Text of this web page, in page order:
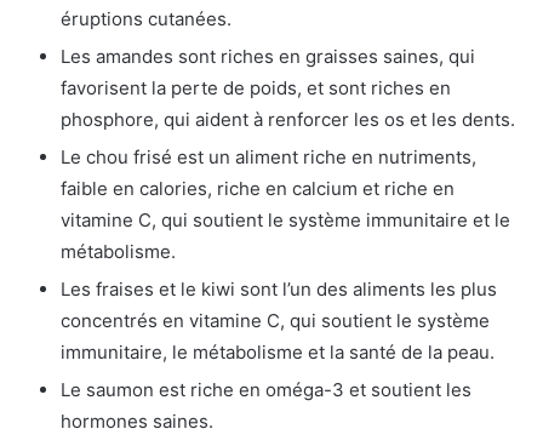
éruptions cutanées.
Les amandes sont riches en graisses saines, qui
favorisent la perte de poids, et sont riches en
phosphore, qui aident à renforcer les os et les dents.
Le chou frisé est un aliment riche en nutriments,
faible en calories, riche en calcium et riche en
vitamine C, qui soutient le système immunitaire et le
métabolisme.
Les fraises et le kiwi sont l’un des aliments les plus
concentrés en vitamine C, qui soutient le système
immunitaire, le métabolisme et la santé de la peau.
Le saumon est riche en oméga-3 et soutient les
hormones saines.